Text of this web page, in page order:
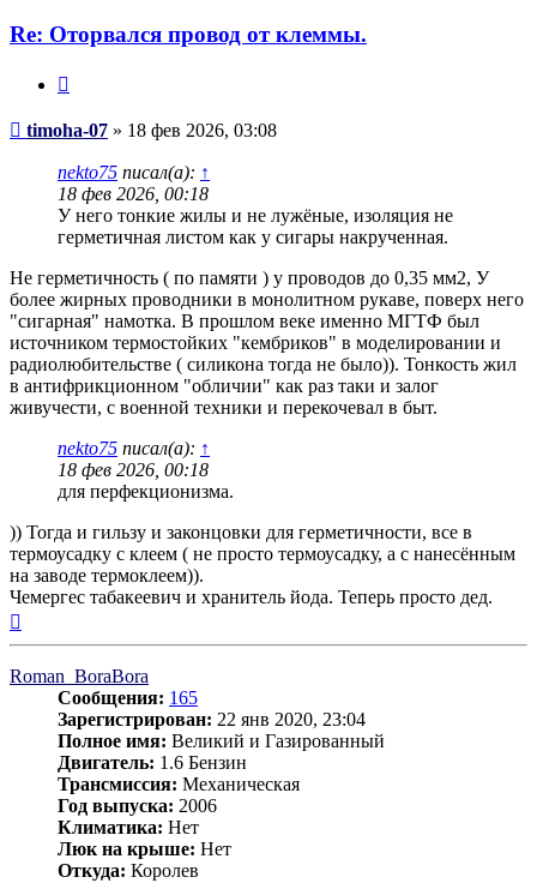
Re: Оторвался провод от клеммы.
Сообщение
timoha-07 » 18 фев 2026, 03:08
nekto75 писал(а): ↑
18 фев 2026, 00:18
У него тонкие жилы и не лужёные, изоляция не
герметичная листом как у сигары накрученная.
Не герметичность ( по памяти ) у проводов до 0,35 мм2, У
более жирных проводники в монолитном рукаве, поверх него
"сигарная" намотка. В прошлом веке именно МГТФ был
источником термостойких "кембриков" в моделировании и
радиолюбительстве ( силикона тогда не было)). Тонкость жил
в антифрикционном "обличии" как раз таки и залог
живучести, с военной техники и перекочевал в быт.
nekto75 писал(а): ↑
18 фев 2026, 00:18
для перфекционизма.
)) Тогда и гильзу и законцовки для герметичности, все в
термоусадку с клеем ( не просто термоусадку, а с нанесённым
на заводе термоклеем)).
Чемергес табакеевич и хранитель йода. Теперь просто дед.
Roman_BoraBora
Сообщения: 165
Зарегистрирован: 22 янв 2020, 23:04
Полное имя: Великий и Газированный
Двигатель: 1.6 Бензин
Трансмиссия: Механическая
Год выпуска: 2006
Климатика: Нет
Люк на крыше: Нет
Откуда: Королев